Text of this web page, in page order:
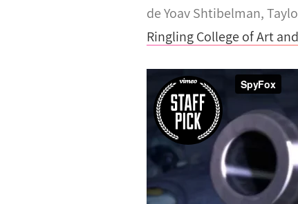
de Yoav Shtibelman,
Ringling College of Art